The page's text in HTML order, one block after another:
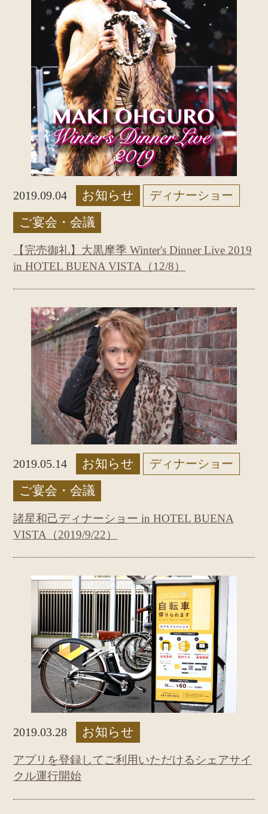
2019.09.04 お知らせ ディナーショー
ご宴会・会議
【完売御礼】大黒摩季 Winter's Dinner Live 2019
in HOTEL BUENA VISTA（12/8）
2019.05.14 お知らせ ディナーショー
ご宴会・会議
諸星和己ディナーショー in HOTEL BUENA
VISTA（2019/9/22）
2019.03.28 お知らせ
アプリを登録してご利用いただけるシェアサイ
クル運行開始